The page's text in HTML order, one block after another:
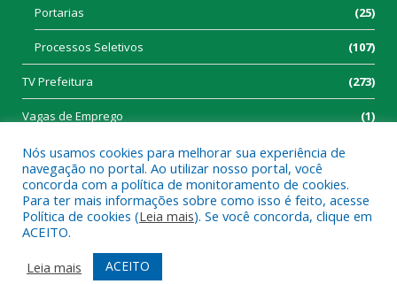
Portarias (25)
Processos Seletivos (107)
TV Prefeitura (273)
Vagas de Emprego (1)
Todos os direitos reservados a Prefeitura Municipal de Tucumã.
Mapa do Site
Acessar Área Administrativa
Nós usamos cookies para melhorar sua experiência de
navegação no portal. Ao utilizar nosso portal, você
concorda com a política de monitoramento de cookies.
Para ter mais informações sobre como isso é feito, acesse
Política de cookies (Leia mais). Se você concorda, clique em
ACEITO.
Leia mais
ACEITO